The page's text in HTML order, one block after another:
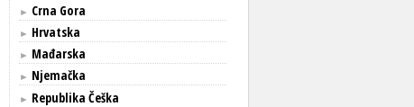
► Crna Gora
► Hrvatska
► Mađarska
► Njemačka
► Republika Češka